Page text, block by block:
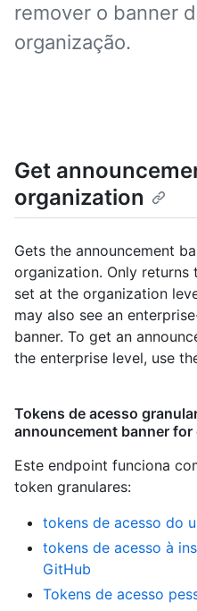
remover o banner
organização.
Get
organization
Gets the announcement
organization. Only returns
set at the organization
may also see an
banner. To get an
the enterprise level, use
Tokens de acesso
announcement banner
Este endpoint funciona
token granulares:
tokens de acesso do
tokens de acesso à
GitHub
Tokens de acesso